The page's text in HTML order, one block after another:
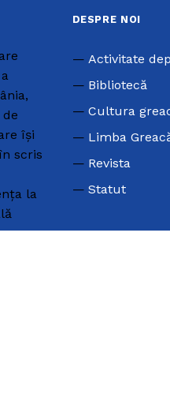
își
scris
la
DESPRE NOI
Activitate
Bibliotecă
Cultura
Limba
Revista
Statut